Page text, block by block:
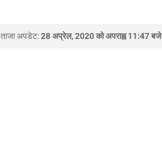
ताजा अपडेट:28 अप्रेल, 2020 को अपराह्न 11:47 बजे